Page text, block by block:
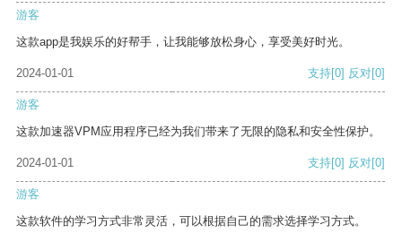
游客
这款app是我娱乐的好帮手，让我能够放松身心，享受美好时光。
2024-01-01 支持[0] 反对[0]
游客
这款加速器VPM应用程序已经为我们带来了无限的隐私和安全性保护。
2024-01-01 支持[0] 反对[0]
游客
这款软件的学习方式非常灵活，可以根据自己的需求选择学习方式。